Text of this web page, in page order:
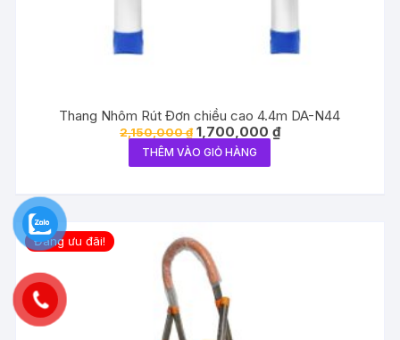
Thang Nhôm Rút Đơn chiều cao 4.4m DA-N44
2,150,000₫ Giá
gốc
là:
2,150,000 ₫.
1,700,000 ₫Giá
hiện
THÊM VÀO GIỎ HÀNG
Đang ưu đãi!